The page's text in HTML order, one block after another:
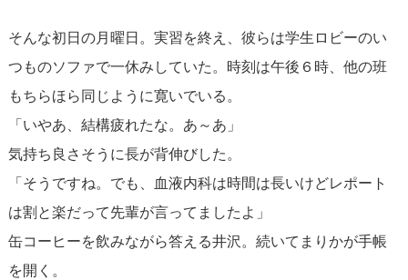
そんな初日の月曜日。実習を終え、彼らは学生ロビーのい
つものソファで一休みしていた。時刻は午後６時、他の班
もちらほら同じように寛いでいる。
「いやあ、結構疲れたな。あ～あ」
気持ち良さそうに長が背伸びした。
「そうですね。でも、血液内科は時間は長いけどレポート
は割と楽だって先輩が言ってましたよ」
缶コーヒーを飲みながら答える井沢。続いてまりかが手帳
を開く。